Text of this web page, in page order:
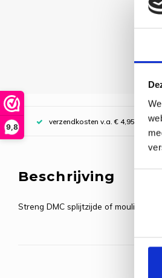
9,8
verzendkosten v.a. € 4,95, boven
Beschrijving
Streng DMC splijtzijde of mouliné,